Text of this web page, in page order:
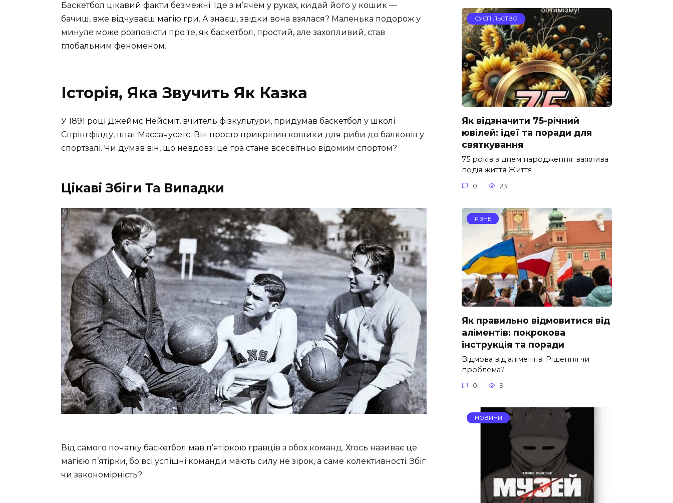
Баскетбол цікавий факти безмежні. Іде з м’ячем у руках, кидай його у кошик —
бачиш, вже відчуваєш магію гри. А знаєш, звідки вона взялася? Маленька подорож у
минуле може розповісти про те, як баскетбол, простий, але захопливий, став
глобальним феноменом.
Історія, Яка Звучить Як Казка
У 1891 році Джеймс Нейсміт, вчитель фізкультури, придумав баскетбол у школі
Спрінгфілду, штат Массачусетс. Він просто прикріпив кошики для риби до балконів у
спортзалі. Чи думав він, що невдовзі це гра стане всесвітньо відомим спортом?
Цікаві Збіги Та Випадки
Від самого початку баскетбол мав п’ятіркою гравців з обох команд. Хтось називає це
магією п’ятірки, бо всі успішні команди мають силу не зірок, а саме колективності. Збіг
чи закономірність?
СУСПІЛЬСТВО
Як відзначити 75-річний
ювілей: ідеї та поради для
святкування
75 років з днем народження: важлива
подія життя Життя
0 23
РІЗНЕ
Як правильно відмовитися від
аліментів: покрокова
інструкція та поради
Відмова від аліментів: Рішення чи
проблема?
0 9
НОВИНИ